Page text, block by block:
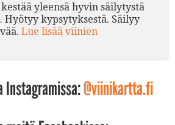
yleensä hyvin säilytystä
Hyötyy kypsytyksestä. Säilyy
Lue lisää viinien
Instagramissa:@viinikartta.fi